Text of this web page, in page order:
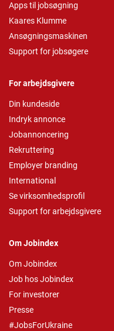
Apps til jobsøgning
Kaares Klumme
Ansøgningsmaskinen
Support for jobsøgere
For arbejdsgivere
Din kundeside
Indryk annonce
Jobannoncering
Rekruttering
Employer branding
International
Se virksomhedsprofil
Support for arbejdsgivere
Om Jobindex
Om Jobindex
Job hos Jobindex
For investorer
Presse
#JobsForUkraine